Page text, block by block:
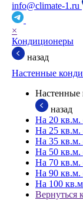
info@climate-1.ru
×
Кондиционеры
назад
Настенные
Настенные
назад
На 20 кв.м.
На 25 кв.м.
На 35 кв.м.
На 50 кв.м.
На 70 кв.м.
На 90 кв.м.
На 100
Вернуться